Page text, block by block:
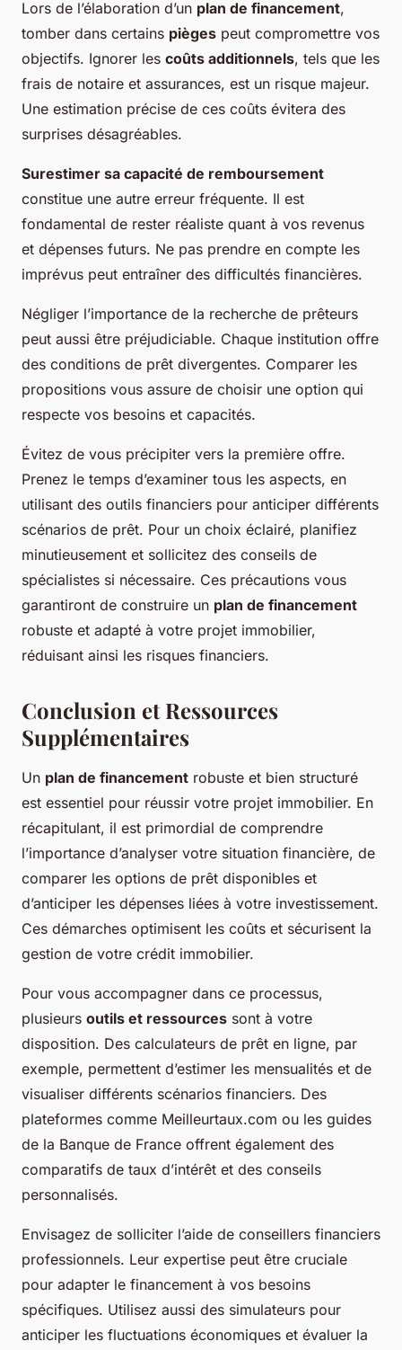
Lors de l’élaboration d’un plan de financement,
tomber dans certains pièges peut compromettre vos
objectifs. Ignorer les coûts additionnels, tels que les
frais de notaire et assurances, est un risque majeur.
Une estimation précise de ces coûts évitera des
surprises désagréables.
Surestimer sa capacité de remboursement
constitue une autre erreur fréquente. Il est
fondamental de rester réaliste quant à vos revenus
et dépenses futurs. Ne pas prendre en compte les
imprévus peut entraîner des difficultés financières.
Négliger l’importance de la recherche de prêteurs
peut aussi être préjudiciable. Chaque institution offre
des conditions de prêt divergentes. Comparer les
propositions vous assure de choisir une option qui
respecte vos besoins et capacités.
Évitez de vous précipiter vers la première offre.
Prenez le temps d’examiner tous les aspects, en
utilisant des outils financiers pour anticiper différents
scénarios de prêt. Pour un choix éclairé, planifiez
minutieusement et sollicitez des conseils de
spécialistes si nécessaire. Ces précautions vous
garantiront de construire un plan de financement
robuste et adapté à votre projet immobilier,
réduisant ainsi les risques financiers.
Conclusion et Ressources
Supplémentaires
Un plan de financement robuste et bien structuré
est essentiel pour réussir votre projet immobilier. En
récapitulant, il est primordial de comprendre
l’importance d’analyser votre situation financière, de
comparer les options de prêt disponibles et
d’anticiper les dépenses liées à votre investissement.
Ces démarches optimisent les coûts et sécurisent la
gestion de votre crédit immobilier.
Pour vous accompagner dans ce processus,
plusieurs outils et ressources sont à votre
disposition. Des calculateurs de prêt en ligne, par
exemple, permettent d’estimer les mensualités et de
visualiser différents scénarios financiers. Des
plateformes comme Meilleurtaux.com ou les guides
de la Banque de France offrent également des
comparatifs de taux d’intérêt et des conseils
personnalisés.
Envisagez de solliciter l’aide de conseillers financiers
professionnels. Leur expertise peut être cruciale
pour adapter le financement à vos besoins
spécifiques. Utilisez aussi des simulateurs pour
anticiper les fluctuations économiques et évaluer la